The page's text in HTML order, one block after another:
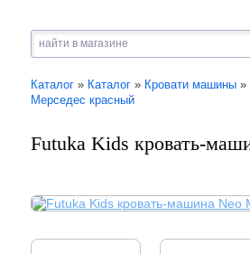
Каталог» Каталог» Кровати машины»
Мерседес красный
Futuka Kids кровать-